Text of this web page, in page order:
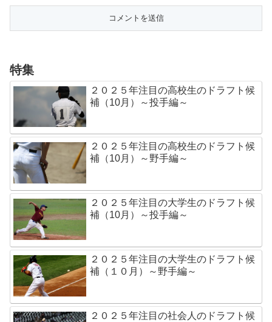
特集
２０２５年注目の高校生のドラフト候
補（10月）～投手編～
２０２５年注目の高校生のドラフト候
補（10月）～野手編～
２０２５年注目の大学生のドラフト候
補（10月）～投手編～
２０２５年注目の大学生のドラフト候
補（１０月）～野手編～
２０２５年注目の社会人のドラフト候